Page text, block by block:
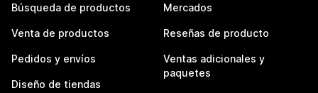
Búsqueda de productos
Venta de productos
Pedidos y envíos
Diseño de tiendas
Mercados
Reseñas de producto
Ventas adicionales y
paquetes